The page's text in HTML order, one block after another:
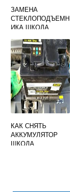
ЗАМЕНА
СТЕКЛОПОДЪЕМН
ИКА ШКОДА
КАК СНЯТЬ
АККУМУЛЯТОР
ШКОДА